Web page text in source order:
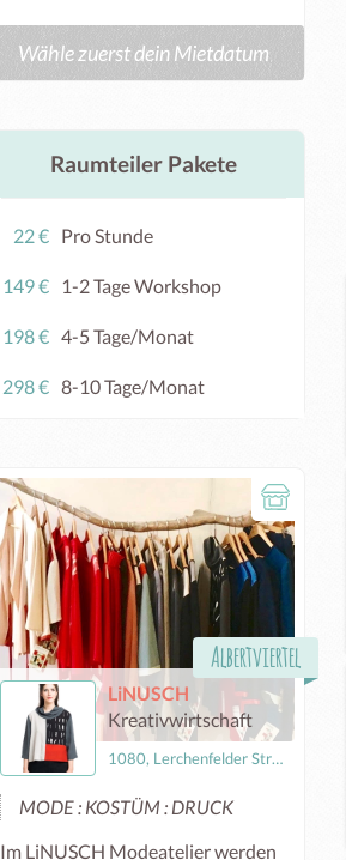
Wähle zuerst dein Mietdatum
Raumteiler Pakete
22 € Pro Stunde
149 € 1-2 Tage Workshop
198 € 4-5 Tage/Monat
298 € 8-10 Tage/Monat
Albertviertel
LiNUSCH
Kreativwirtschaft
1080, Lerchenfelder Straße 158
MODE : KOSTÜM : DRUCK
Im LiNUSCH Modeatelier werden